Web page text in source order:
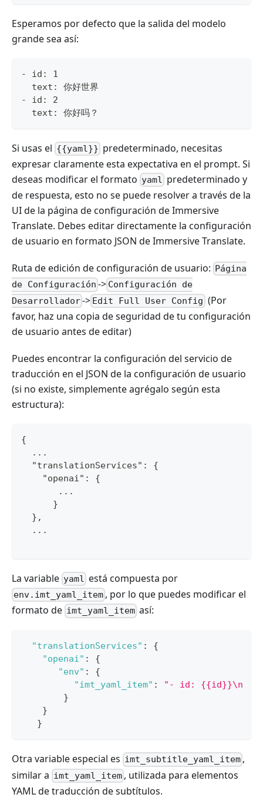
Esperamos por defecto que la salida del modelo
grande sea así:
- id: 1
  text: 你好世界
- id: 2
  text: 你好吗？
Si usas el {{yaml}} predeterminado, necesitas
expresar claramente esta expectativa en el prompt. Si
deseas modificar el formato yaml predeterminado y
de respuesta, esto no se puede resolver a través de la
UI de la página de configuración de Immersive
Translate. Debes editar directamente la configuración
de usuario en formato JSON de Immersive Translate.
Ruta de edición de configuración de usuario: Página
de Configuración -> Configuración de
Desarrollador-> Edit Full User Config (Por
favor, haz una copia de seguridad de tu configuración
de usuario antes de editar)
Puedes encontrar la configuración del servicio de
traducción en el JSON de la configuración de usuario
(si no existe, simplemente agrégalo según esta
estructura):
{
  ...
  "translationServices": {
    "openai": {
       ...
      }
  },
  ...
La variable yaml está compuesta por
env.imt_yaml_item , por lo que puedes modificar el
formato de imt_yaml_item así:
"translationServices" :
{
"openai" :
{
"env" :
{
"imt_yaml_item" :
"- id: {{id}}\n
}
}
}
Otra variable especial es imt_subtitle_yaml_item ,
similar a imt_yaml_item , utilizada para elementos
YAML de traducción de subtítulos.